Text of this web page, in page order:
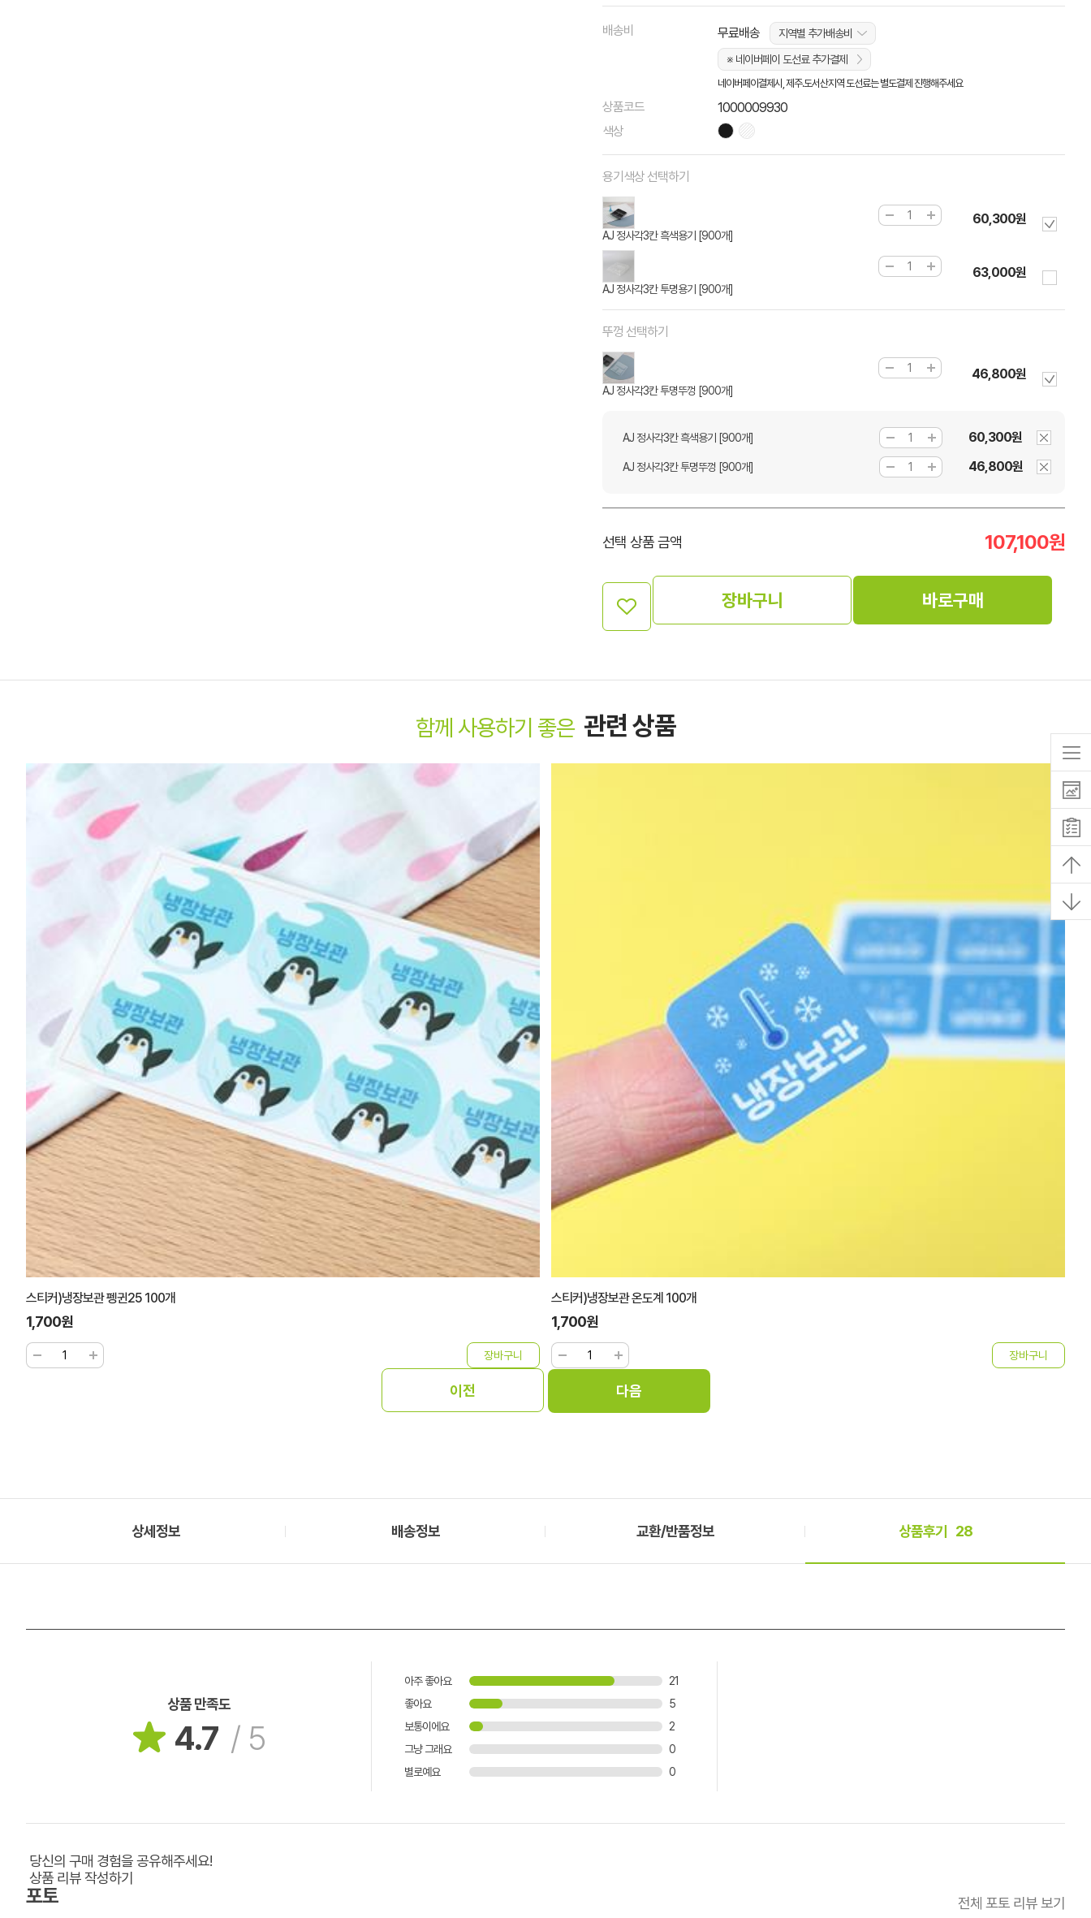
배송비 무료배송
지역별 추가배송비
※ 네이버페이 도선료 추가결제
네이버페이결제시, 제주.도서산지역 도선료는 별도결제 진행해주세요
상품코드
1000009930
색상
용기색상 선택하기
AJ 정사각3칸 흑색용기 [900개]
60,300원
AJ 정사각3칸 투명용기 [900개]
63,000원
뚜껑 선택하기
AJ 정사각3칸 투명뚜껑 [900개]
46,800원
AJ 정사각3칸 흑색용기 [900개] 60,300원
AJ 정사각3칸 투명뚜껑 [900개] 46,800원
선택 상품 금액 107,100원
장바구니 바로구매
함께 사용하기 좋은 관련 상품
스티커)냉장보관 펭귄25 100개
1,700원
스티커)냉장보관 온도계 100개
1,700원
상세정보 배송정보 교환/반품정보 상품후기 28
상품 만족도
4.7 / 5
아주 좋아요
21
좋아요
5
보통이에요
2
그냥 그래요
0
별로예요
0
당신의 구매 경험을 공유해주세요!
상품 리뷰 작성하기
포토 전체 포토 리뷰 보기